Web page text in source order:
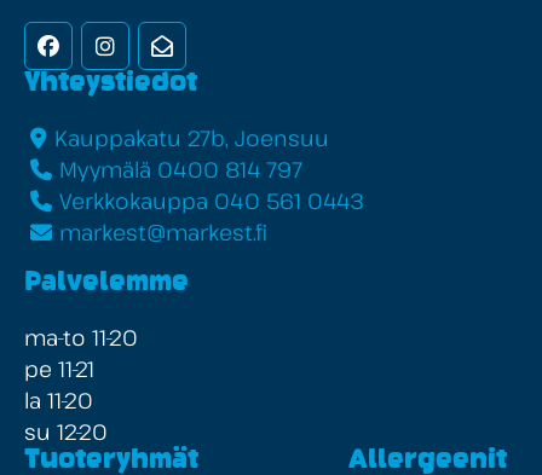
FacebookInstagramUutiskirje
Yhteystiedot
Kauppakatu 27b, Joensuu
Myymälä 0400 814 797
Verkkokauppa 040 561 0443
markest@markest.fi
Palvelemme
ma-to 11-20
pe 11-21
la 11-20
su 12-20
Tuoteryhmät Allergeenit